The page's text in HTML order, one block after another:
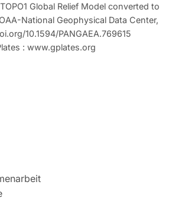
Global Relief Model converted to
National Geophysical Data Center,
10.1594/PANGAEA.769615
: www.gplates.org